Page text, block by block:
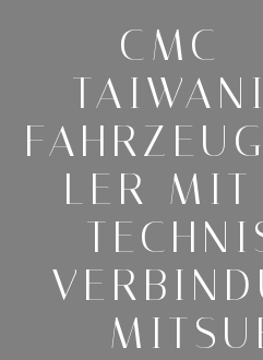
CMC
LER MIT